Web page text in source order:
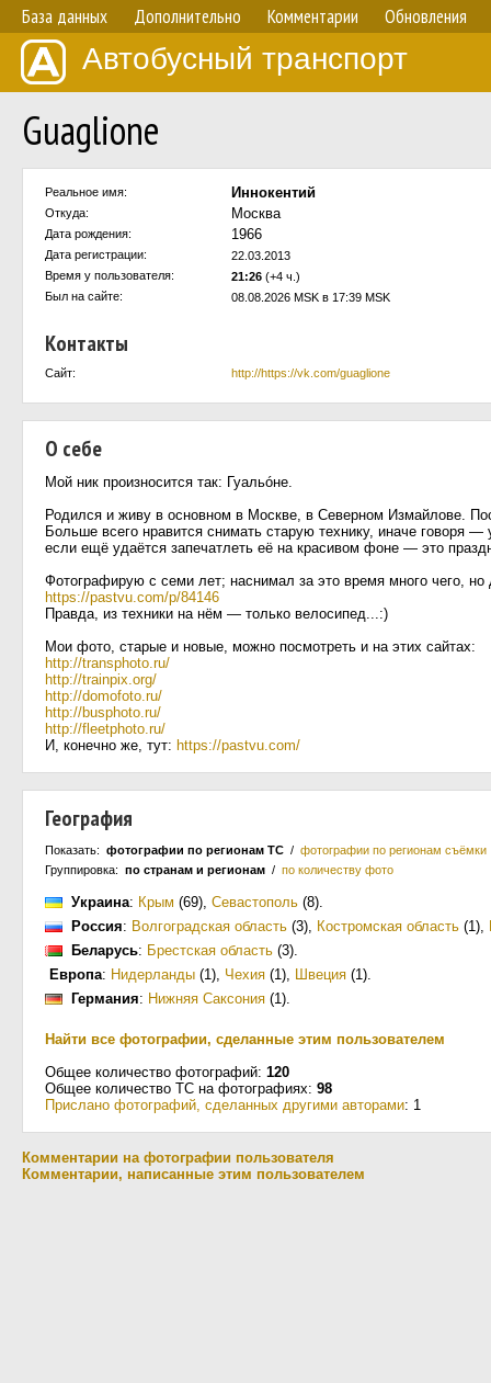
База данных Дополнительно Комментарии Обновления
Автобусный транспорт
Guaglione
Реальное имя: Иннокентий
Откуда: Москва
Дата рождения: 1966
Дата регистрации:
22.03.2013
Время у пользователя:
21:26 (+4 ч.)
Был на сайте:
08.08.2026 MSK в 17:39 MSK
Контакты
Сайт: http://https://vk.com/guaglione
О себе
Мой ник произносится так: Гуальóне.
Родился и живу в основном в Москве, в Северном Измайлове.
Больше всего нравится снимать старую технику, иначе
если ещё удаётся запечатлеть её на красивом фоне — это
Фотографирую с семи лет; наснимал за это время много чего,
https://pastvu.com/p/84146
Правда, из техники на нём — только велосипед...:)
Мои фото, старые и новые, можно посмотреть и на этих сайтах:
http://transphoto.ru/
http://trainpix.org/
http://domofoto.ru/
http://busphoto.ru/
http://fleetphoto.ru/
И, конечно же, тут: https://pastvu.com/
География
Показать: фотографии по регионам ТС / фотографии по регионам съёмки
Группировка: по странам и регионам / по количеству фото
Украина: Крым (69), Севастополь (8).
Россия: Волгоградская область (3), Костромская область (1),
Беларусь: Брестская область (3).
Европа: Нидерланды (1), Чехия (1), Швеция (1).
Германия: Нижняя Саксония (1).
Найти все фотографии, сделанные этим пользователем
Общее количество фотографий: 120
Общее количество ТС на фотографиях: 98
Прислано фотографий, сделанных другими авторами: 1
Комментарии на фотографии пользователя
Комментарии, написанные этим пользователем